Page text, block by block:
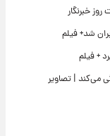
خبرنگار
شد+ فیلم
+ فیلم
می‌کند | تصاویر